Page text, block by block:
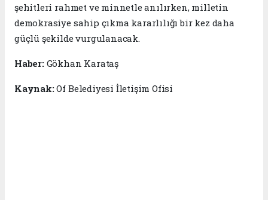
şehitleri rahmet ve minnetle anılırken, milletin
demokrasiye sahip çıkma kararlılığı bir kez daha
güçlü şekilde vurgulanacak.
Haber: Gökhan Karataş
Kaynak:Of Belediyesi İletişim Ofisi